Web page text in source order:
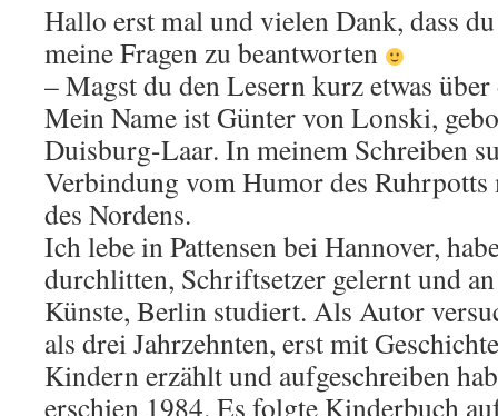
Hallo erst mal und vielen Dank, dass
meine Fragen zu beantworten
– Magst du den Lesern kurz etwas
Mein Name ist Günter von Lonski,
Duisburg-Laar. In meinem Schreiben
Verbindung vom Humor des
des Nordens.
Ich lebe in Pattensen bei Hannover,
durchlitten, Schriftsetzer gelernt und
Künste, Berlin studiert. Als Autor
als drei Jahrzehnten, erst mit
Kindern erzählt und aufgeschreiben
erschien 1984. Es folgte Kinderbuch